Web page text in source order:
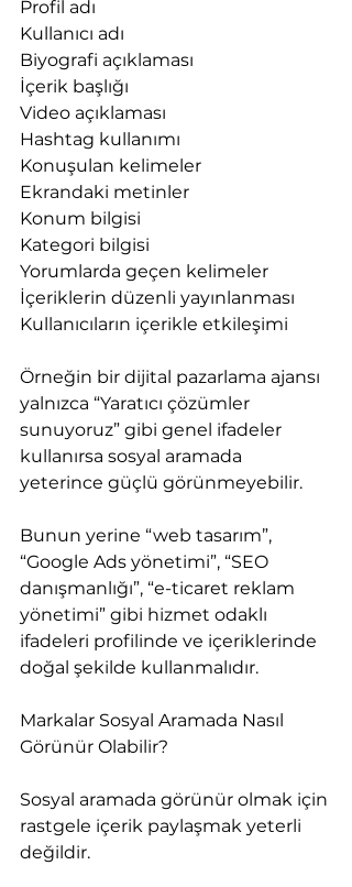
Profil adı
Kullanıcı adı
Biyografi açıklaması
İçerik başlığı
Video açıklaması
Hashtag kullanımı
Konuşulan kelimeler
Ekrandaki metinler
Konum bilgisi
Kategori bilgisi
Yorumlarda geçen kelimeler
İçeriklerin düzenli yayınlanması
Kullanıcıların içerikle etkileşimi
Örneğin bir dijital pazarlama ajansı
yalnızca “Yaratıcı çözümler
sunuyoruz” gibi genel ifadeler
kullanırsa sosyal aramada
yeterince güçlü görünmeyebilir.
Bunun yerine “web tasarım”,
“Google Ads yönetimi”, “SEO
danışmanlığı”, “e-ticaret reklam
yönetimi” gibi hizmet odaklı
ifadeleri profilinde ve içeriklerinde
doğal şekilde kullanmalıdır.
Markalar Sosyal Aramada Nasıl
Görünür Olabilir?
Sosyal aramada görünür olmak için
rastgele içerik paylaşmak yeterli
değildir.